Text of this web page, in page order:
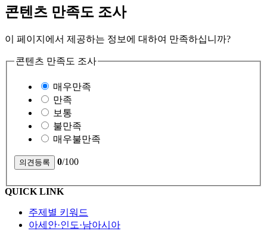
콘텐츠 만족도 조사
이 페이지에서 제공하는 정보에 대하여 만족하십니까?
콘텐츠 만족도 조사
매우만족
만족
보통
불만족
매우불만족
0/100
QUICK LINK
주제별 키워드
아세안·인도·남아시아